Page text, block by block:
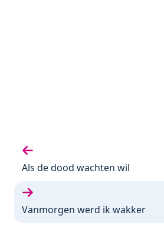
Vorige gedicht:
Als de dood wachten wil
Volgende gedicht:
Vanmorgen werd ik wakker